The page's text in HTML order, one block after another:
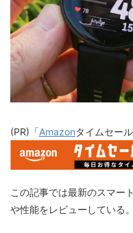
(PR)「Amazonタイムセー
この記事では最新のスマー
や性能をレビューしている。